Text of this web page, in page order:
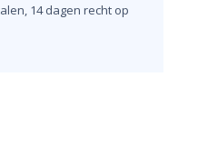
14 dagen recht op